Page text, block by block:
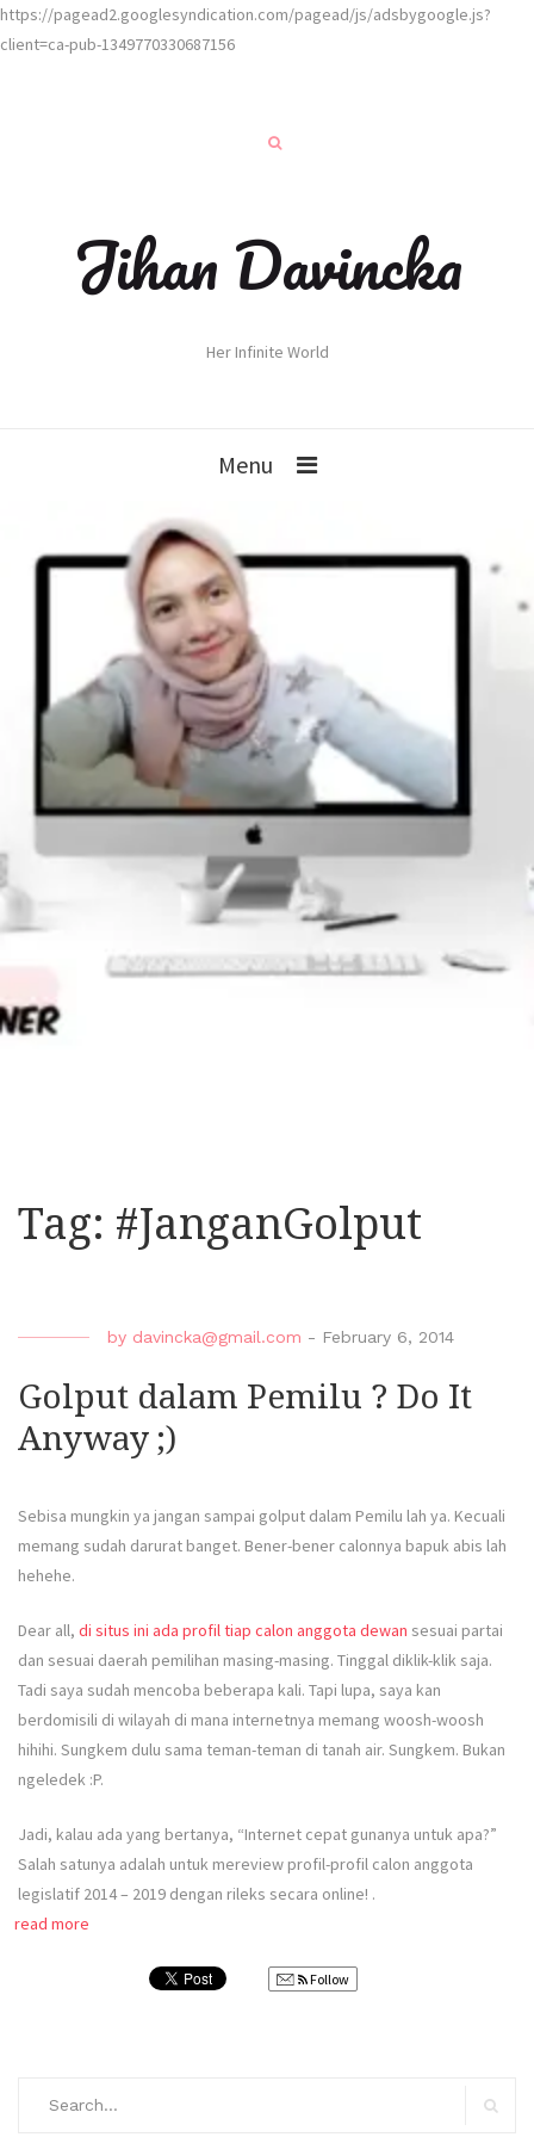
https://pagead2.googlesyndication.com/pagead/js/adsbygoogle.js?
client=ca-pub-1349770330687156
Jihan Davincka
Her Infinite World
Menu
Tag: #JanganGolput
by davincka@gmail.com - February 6, 2014
Golput dalam Pemilu ? Do It
Anyway ;)
Sebisa mungkin ya jangan sampai golput dalam Pemilu lah ya. Kecuali
memang sudah darurat banget. Bener-bener calonnya bapuk abis lah
hehehe.
Dear all, di situs ini ada profil tiap calon anggota dewan sesuai partai
dan sesuai daerah pemilihan masing-masing. Tinggal diklik-klik saja.
Tadi saya sudah mencoba beberapa kali. Tapi lupa, saya kan
berdomisili di wilayah di mana internetnya memang woosh-woosh
hihihi. Sungkem dulu sama teman-teman di tanah air. Sungkem. Bukan
ngeledek :P.
Jadi, kalau ada yang bertanya, “Internet cepat gunanya untuk apa?”
Salah satunya adalah untuk mereview profil-profil calon anggota
legislatif 2014 – 2019 dengan rileks secara online! .
read more
Follow